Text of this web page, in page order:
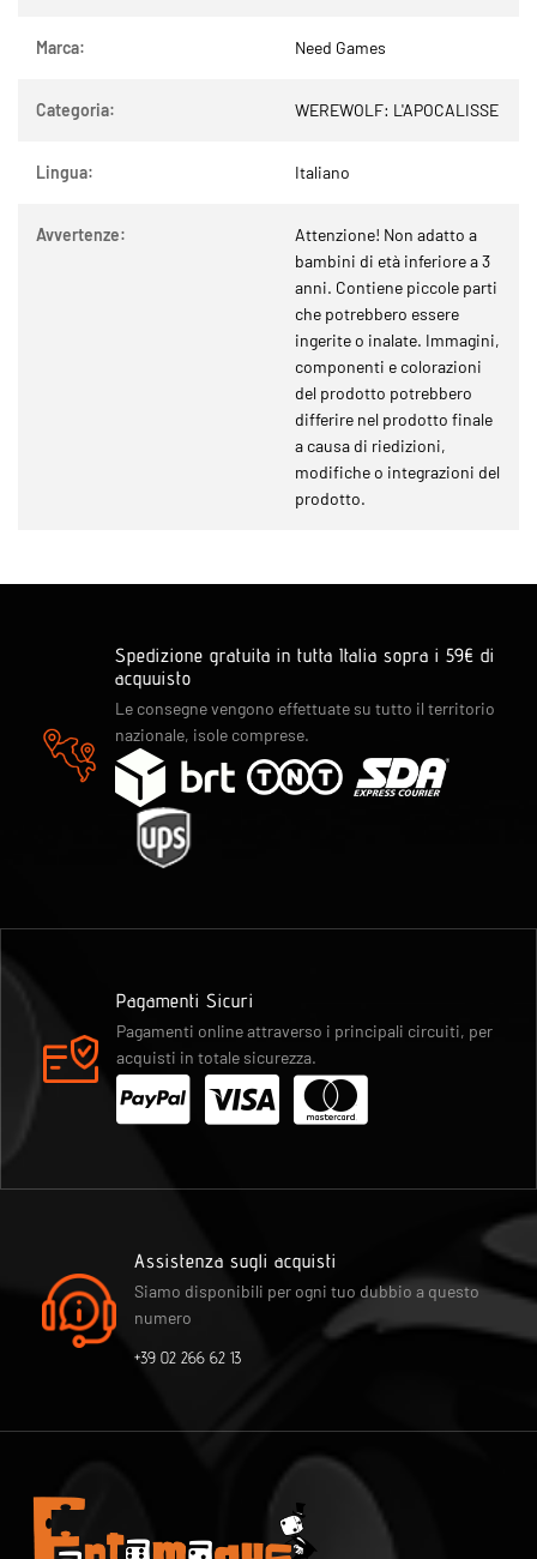
Marca: Need Games
Categoria: WEREWOLF: L'APOCALISSE
Lingua: Italiano
Avvertenze:
Attenzione! Non adatto a
bambini di età inferiore a 3
anni. Contiene piccole parti
che potrebbero essere
ingerite o inalate. Immagini,
componenti e colorazioni
del prodotto potrebbero
differire nel prodotto finale
a causa di riedizioni,
modifiche o integrazioni del
prodotto.
Spedizione gratuita in tutta Italia sopra i 59€ di
acquuisto
Le consegne vengono effettuate su tutto il territorio
nazionale, isole comprese.
Pagamenti Sicuri
Pagamenti online attraverso i principali circuiti, per
acquisti in totale sicurezza.
Assistenza sugli acquisti
Siamo disponibili per ogni tuo dubbio a questo
numero
+39 02 266 62 13